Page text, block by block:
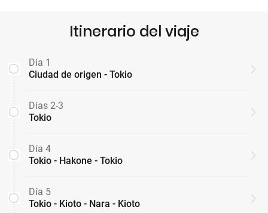
Itinerario del viaje
Día 1
Ciudad de origen - Tokio
Días 2-3
Tokio
Día 4
Tokio - Hakone - Tokio
Día 5
Tokio - Kioto - Nara - Kioto